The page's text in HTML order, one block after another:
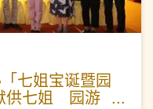
七姐宝诞暨园
供七姐 园游